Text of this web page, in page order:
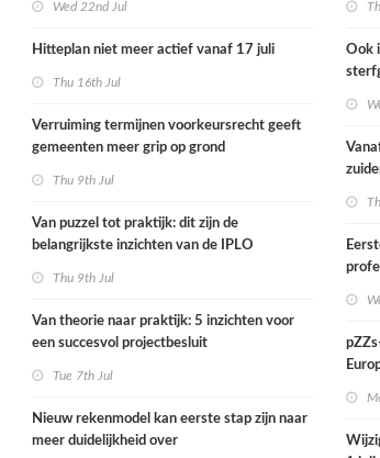
Wed 22nd Jul
Hitteplan niet meer actief vanaf 17 juli
Thu 16th Jul
Verruiming termijnen voorkeursrecht geeft
gemeenten meer grip op grond
Thu 9th Jul
Van puzzel tot praktijk: dit zijn de
belangrijkste inzichten van de IPLO
Thu 9th Jul
Van theorie naar praktijk: 5 inzichten voor
een succesvol projectbesluit
Tue 7th Jul
Nieuw rekenmodel kan eerste stap zijn naar
meer duidelijkheid over
Ook